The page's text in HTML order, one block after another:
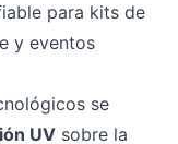
para kits de
y eventos
se
UV sobre la